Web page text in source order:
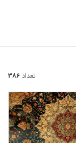
تعداد 386